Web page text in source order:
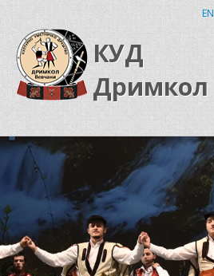
КУД
Дримкол
ЗА НАС
ОРГАНИЗАЦИОНИ ФОРМИ
ПРОЕКТИ
НАШИОТ ТИМ
EN